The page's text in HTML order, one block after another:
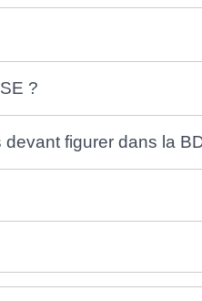
?
figurer dans la